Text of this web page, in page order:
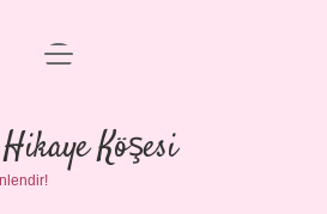
Anasayfa
Politikası
Yasal Uyarı
menüyü
Köşesi